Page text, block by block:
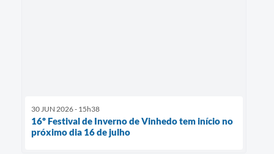
30 JUN 2026 - 15h38
16º Festival de Inverno de Vinhedo tem início no
próximo dia 16 de julho